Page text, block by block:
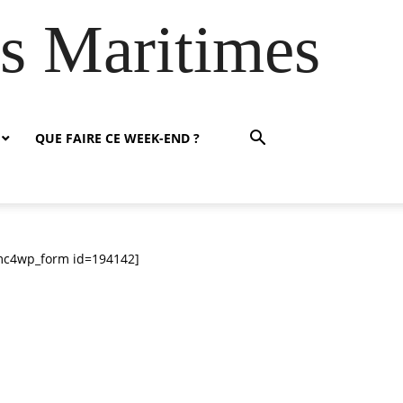
Maritimes
QUE FAIRE CE WEEK-END ?
id=194142]